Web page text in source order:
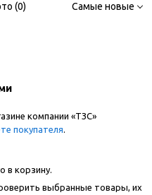
(0) Самые новые
компании «ТЗС»
покупателя
в корзину.
выбранные товары, их